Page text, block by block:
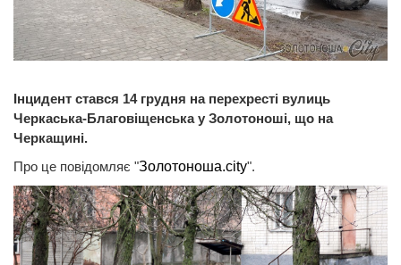
Інцидент стався 14 грудня на перехресті вулиць
Черкаська-Благовіщенська у Золотоноші, що на
Черкащині.
Про це повідомляє "Золотоноша.city".